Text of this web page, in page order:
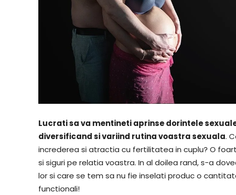
Lucrati sa va mentineti aprinse dorintele
diversificand si variind rutina voastra sexuala.
increderea si atractia cu fertilitatea in cuplu? O
si siguri pe relatia voastra. In al doilea rand, s-a
lor si care se tem sa nu fie inselati produc o
functionali!